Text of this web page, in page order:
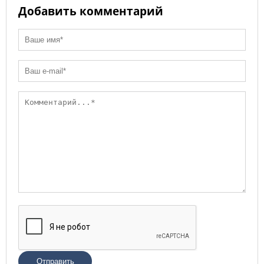
Добавить комментарий
Отправить